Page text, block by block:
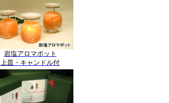
岩塩アロマポット
上皿・キャンドル付